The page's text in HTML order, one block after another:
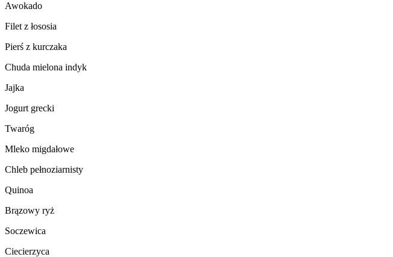
Awokado
Filet z łososia
Pierś z kurczaka
Chuda mielona indyk
Jajka
Jogurt grecki
Twaróg
Mleko migdałowe
Chleb pełnoziarnisty
Quinoa
Brązowy ryż
Soczewica
Ciecierzyca